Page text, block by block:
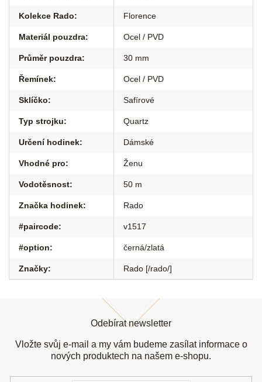
Kolekce Rado: Florence
Materiál pouzdra: Ocel / PVD
Průměr pouzdra: 30 mm
Řemínek: Ocel / PVD
Sklíčko: Safírové
Typ strojku: Quartz
Určení hodinek: Dámské
Vhodné pro: Ženu
Vodotěsnost: 50 m
Značka hodinek: Rado
#paircode: v1517
#option: černá/zlatá
Značky: Rado [/rado/]
Odebírat newsletter
Vložte svůj e-mail a my vám budeme zasílat informace o
nových produktech na našem e-shopu.